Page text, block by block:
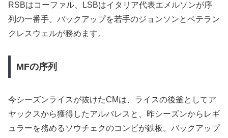
RSBはコーファル、LSBはイタリア代表エメルソンが序
列の一番手。バックアップを若手のジョンソンとベテラン
クレスウェルが務めます。
MFの序列
今シーズンライスが抜けたCMは、ライスの後釜としてア
ヤックスから獲得したアルバレスと、昨シーズンからレギ
ュラーを務めるソウチェクのコンビが鉄板。バックアップ